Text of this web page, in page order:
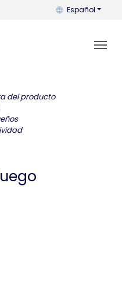
Puedes cambiar
Español
del producto